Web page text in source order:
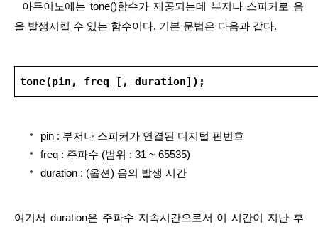
을 발생시킬 수 있는 함수이다. 기본 문법은 다음과 같다.
tone(pin, freq [, duration]);
pin : 부저나 스피커가 연결된 디지털 핀번호
freq : 주파수 (범위 : 31 ~ 65535)
duration : (옵션) 음의 발생 시간
여기서 duration은 주파수 지속시간으로서 이 시간이 지난 후